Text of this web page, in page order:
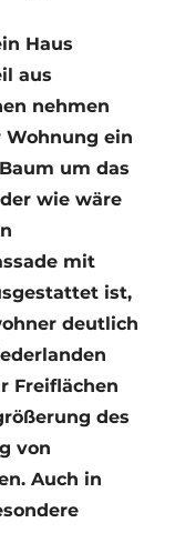
Haus
aus
nehmen
Wohnung ein
um das
wie wäre
mit
ist,
deutlich
Freiflächen
des
von
Auch in